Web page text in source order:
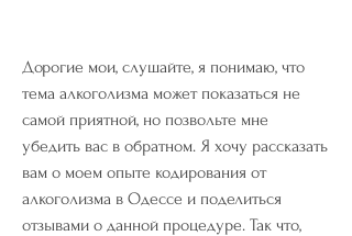
Дорогие мои, слушайте, я понимаю, что
тема алкоголизма может показаться не
самой приятной, но позвольте мне
убедить вас в обратном. Я хочу рассказать
вам о моем опыте кодирования от
алкоголизма в Одессе и поделиться
отзывами о данной процедуре. Так что,